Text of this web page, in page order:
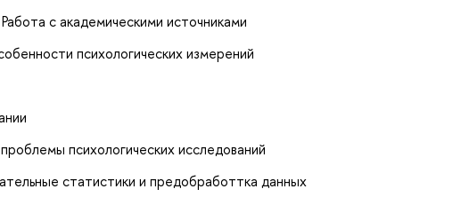
с академическими источниками
психологических измерений
психологических исследований
статистики и предобработтка данных